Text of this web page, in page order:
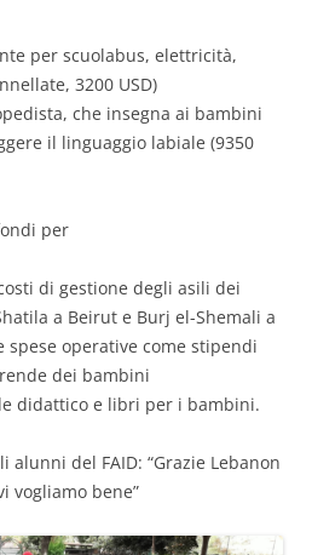
per scuolabus, elettricità,
3200 USD)
che insegna ai bambini
il linguaggio labiale (9350
per
di gestione degli asili dei
a Beirut e Burj el-Shemali a
spese operative come stipendi
dei bambini
didattico e libri per i bambini.
alunni del FAID: “Grazie Lebanon
vogliamo bene”